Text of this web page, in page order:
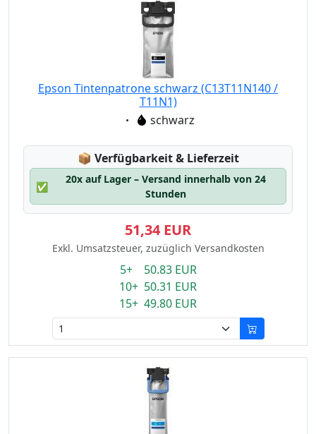
Epson Tintenpatrone schwarz (C13T11N140 /
T11N1)
Eigenschaft:
schwarz
📦 Lagerstatus:
Verfügbarkeit & Lieferzeit
✅
20x auf Lager – Versand innerhalb von 24
Stunden
51,34 EUR
Exkl. Umsatzsteuer, zuzüglich Versandkosten
5+ 50.83 EUR
10+ 50.31 EUR
15+ 49.80 EUR